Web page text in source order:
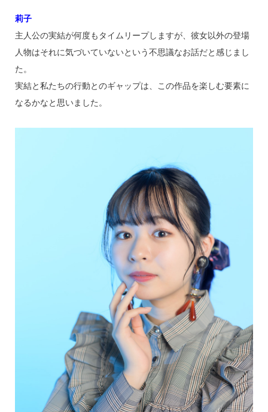
莉子
主人公の実結が何度もタイムリープしますが、彼女以外の登場
人物はそれに気づいていないという不思議なお話だと感じまし
た。
実結と私たちの行動とのギャップは、この作品を楽しむ要素に
なるかなと思いました。